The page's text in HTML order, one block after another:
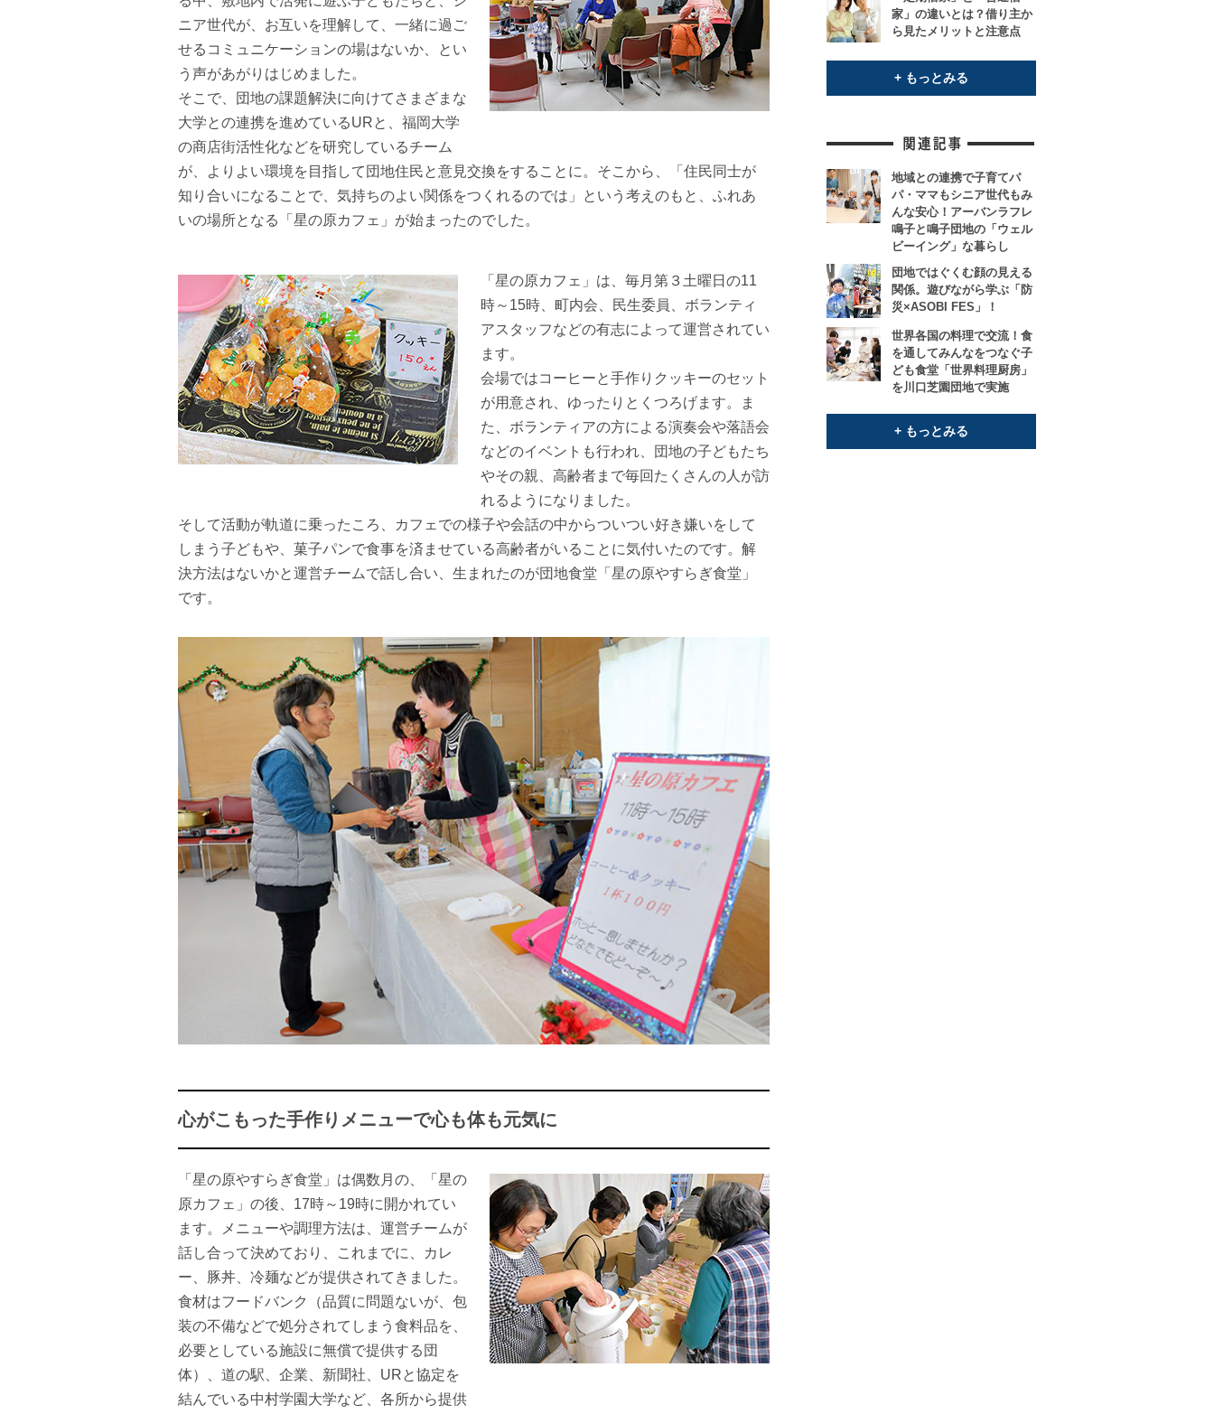
ニア世代が、お互いを理解して、一緒に過ご
せるコミュニケーションの場はないか、とい
う声があがりはじめました。
そこで、団地の課題解決に向けてさまざまな
大学との連携を進めているURと、福岡大学
の商店街活性化などを研究しているチーム
が、よりよい環境を目指して団地住民と意見交換をすることに。そこから、「住民同士が
知り合いになることで、気持ちのよい関係をつくれるのでは」という考えのもと、ふれあ
いの場所となる「星の原カフェ」が始まったのでした。
「星の原カフェ」は、毎月第３土曜日の11
時～15時、町内会、民生委員、ボランティ
アスタッフなどの有志によって運営されてい
ます。
会場ではコーヒーと手作りクッキーのセット
が用意され、ゆったりとくつろげます。ま
た、ボランティアの方による演奏会や落語会
などのイベントも行われ、団地の子どもたち
やその親、高齢者まで毎回たくさんの人が訪
れるようになりました。
そして活動が軌道に乗ったころ、カフェでの様子や会話の中からついつい好き嫌いをして
しまう子どもや、菓子パンで食事を済ませている高齢者がいることに気付いたのです。解
決方法はないかと運営チームで話し合い、生まれたのが団地食堂「星の原やすらぎ食堂」
です。
心がこもった手作りメニューで心も体も元気に
「星の原やすらぎ食堂」は偶数月の、「星の
原カフェ」の後、17時～19時に開かれてい
ます。メニューや調理方法は、運営チームが
話し合って決めており、これまでに、カレ
ー、豚丼、冷麺などが提供されてきました。
食材はフードバンク（品質に問題ないが、包
装の不備などで処分されてしまう食料品を、
必要としている施設に無償で提供する団
体）、道の駅、企業、新聞社、URと協定を
結んでいる中村学園大学など、各所から提供
家」の違いとは？借り主か
ら見たメリットと注意点
+ もっとみる
地域との連携で子育てパ
パ・ママもシニア世代もみ
んな安心！アーバンラフレ
鳴子と鳴子団地の「ウェル
ビーイング」な暮らし
団地ではぐくむ顔の見える
関係。遊びながら学ぶ「防
災×ASOBI FES」！
世界各国の料理で交流！食
を通してみんなをつなぐ子
ども食堂「世界料理厨房」
を川口芝園団地で実施
+ もっとみる